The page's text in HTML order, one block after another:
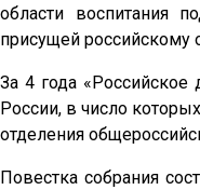
области воспитания
присущей российскому
За 4 года
России, в число
отделения
Повестка собрания